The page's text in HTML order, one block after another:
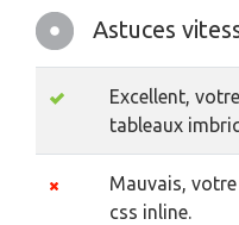
Astuces
Excellent,
tableaux
Mauvais,
css inline.